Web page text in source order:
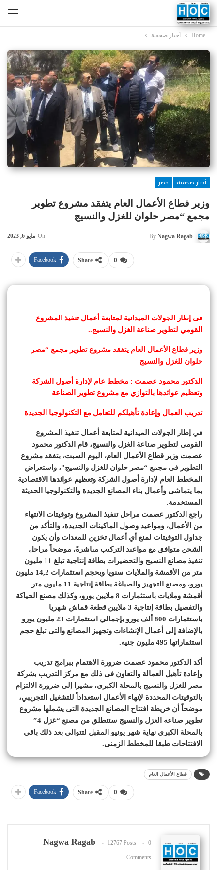
Home أخبار صحفية
أخبار صحفية
مصر
وزير قطاع الأعمال العام يتفقد مشروع تطوير
مجمع “مصر حلوان للغزل والنسيج
By Nagwa Ragab
On مايو 6, 2023
0
Share
Facebook
فى إطار الجولات الميدانية لمتابعة أعمال تنفيذ المشروع
القومي لتطوير صناعة الغزل والنسيج..
وزير قطاع الأعمال العام يتفقد مشروع تطوير مجمع “مصر
حلوان للغزل والنسيج
الدكتور محمود عصمت : مخطط عام لإدارة أصول الشركة
وتعظيم عوائدها بالتوازي مع مشروع تطوير الصناعة
تدريب العمال وإعادة تأهيلكم للتعامل مع التكنولوجيا الجديدة
في إطار الجولات الميدانية لمتابعة أعمال تنفيذ المشروع
القومى لتطوير صناعة الغزل والنسيج، قام الدكتور محمود
عصمت وزير قطاع الأعمال العام، اليوم السبت، بتفقد مشروع
التطوير فى مجمع “مصر حلوان للغزل والنسيج”، واستعراض
المخطط العام لإدارة أصول الشركة وتعظيم عوائدها الاقتصادية
بما يتماشى وأعمال بناء المصانع الجديدة والتكنولوجيا الحديثة
المستخدمة.
راجع الدكتور عصمت مراحل تنفيذ المشروع وتوقيتات الانتهاء
من الأعمال، ومواعيد وصول الماكينات الجديدة، والتأكد من
جداول التوقيتات لمنع أي أعمال تخزين للمعدات وأن يكون
الشحن متوافق مع مواعيد التركيب مباشرةً، موضحاً مراحل
تنفيذ مصانع النسيج والتحضيرات بطاقة إنتاجية تبلغ 11 مليون
متر من الأقمشة والملايات سنويا وبحجم استثمارات 14,2 مليون
يورو، ومصنع التجهيز والصباغة بطاقة إنتاجية 11 مليون متر
أقمشة وملايات باستثمارات 8 ملايين يورو، وكذلك مصنع الحياكة
والتفصيل بطاقة إنتاجية 3 ملايين قطعة قماش شهريا
باستثمارات 800 ألف يورو بإجمالي استثمارات 23 مليون يورو
بالإضافة إلى أعمال الإنشاءات وتجهيز المصانع والتى تبلغ حجم
استثماراتها 495 مليون جنيه.
أكد الدكتور محمود عصمت ضرورة الاهتمام ببرامج تدريب
وإعادة تأهيل العمالة والتعاون فى ذلك مع مركز التدريب بشركة
مصر للغزل والنسيج بالمحلة الكبرى، مشيرا إلى ضرورة الالتزام
بالتوقيتات المحددة لإنهاء الأعمال استعداداً للتشغيل التجريبي،
موضحاً أن خريطة افتتاح المصانع الجديدة التى يشملها مشروع
تطوير صناعة الغزل والنسيج ستنطلق من مصنع “غزل 4”
بالمحلة الكبرى نهاية شهر يونيو المقبل لتتوالى بعد ذلك باقى
الافتتاحات طبقا للمخطط الزمنى.
قطاع الأعمال العام
0
Share
Facebook
Nagwa Ragab 12767 Posts 0
Comments